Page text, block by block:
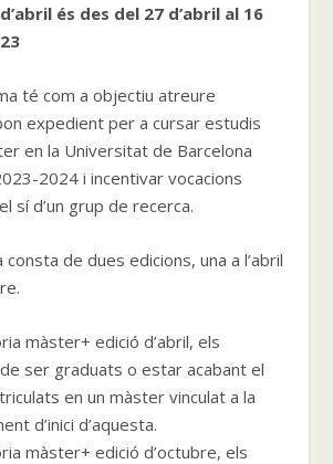
és des del 27 d’abril al 16
té com a objectiu atreure
expedient per a cursar estudis
en la Universitat de Barcelona
2024 i incentivar vocacions
sí d’un grup de recerca.
de dues edicions, una a l’abril
màster+ edició d’abril, els
de ser graduats o estar acabant el
en un màster vinculat a la
d’inici d’aquesta.
màster+ edició d’octubre, els